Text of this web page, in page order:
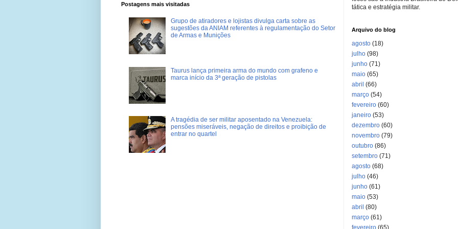
Postagens mais visitadas
Grupo de atiradores e lojistas divulga carta sobre as
sugestões da ANIAM referentes à regulamentação do Setor
de Armas e Munições
Taurus lança primeira arma do mundo com grafeno e
marca início da 3ª geração de pistolas
A tragédia de ser militar aposentado na Venezuela:
pensões miseráveis, negação de direitos e proibição de
entrar no quartel
tática e estratégia militar.
Arquivo do blog
agosto (18)
julho (98)
junho (71)
maio (65)
abril (66)
março (54)
fevereiro (60)
janeiro (53)
dezembro (60)
novembro (79)
outubro (86)
setembro (71)
agosto (68)
julho (46)
junho (61)
maio (53)
abril (80)
março (61)